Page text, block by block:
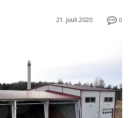
0
21. juuli 2020